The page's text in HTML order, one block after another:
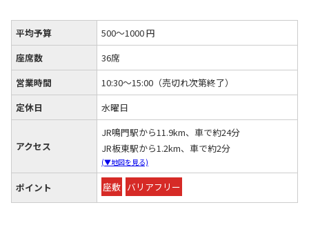
平均予算
500～1000 円
座席数
36席
営業時間
10:30～15:00（売切れ次第終了）
定休日
水曜日
アクセス
JR鳴門駅から11.9km、車で約24分
JR板東駅から1.2km、車で約2分
(▼地図を見る)
ポイント 座敷 バリアフリー